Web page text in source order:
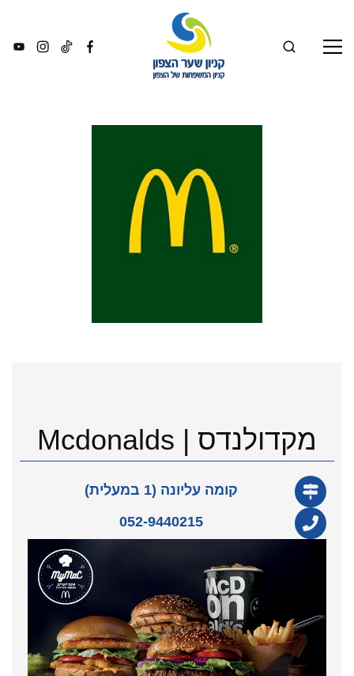
מקדולנדס | Mcdonalds
קומה עליונה (1 במעלית)
052-9440215